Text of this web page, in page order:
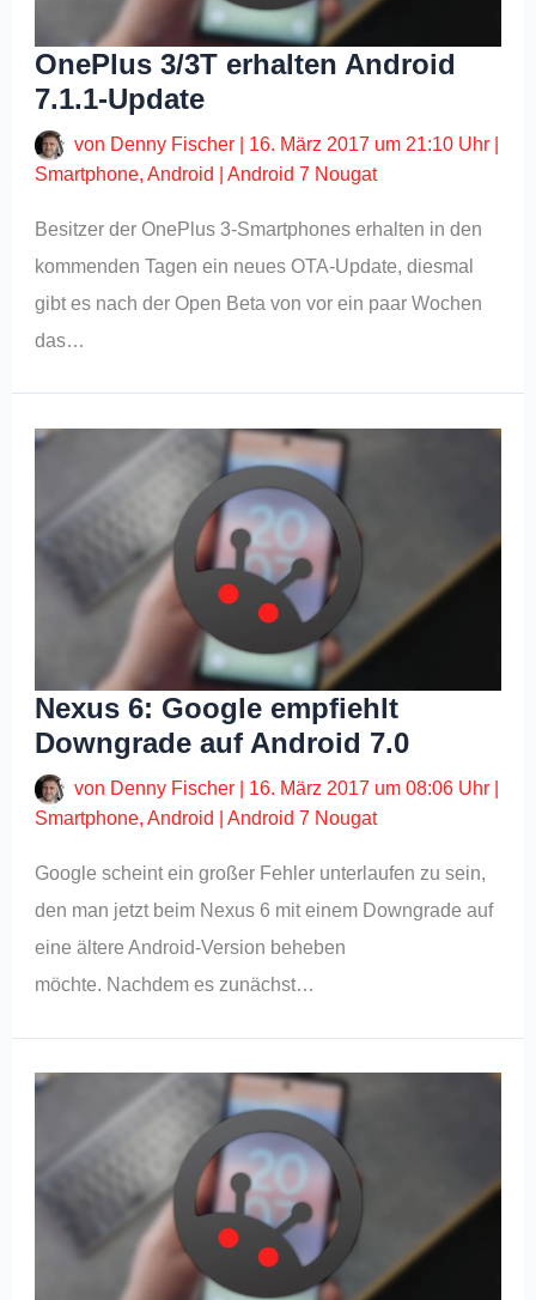
OnePlus 3/3T erhalten Android
7.1.1-Update
von Denny Fischer 16. März 2017 um 21:10 Uhr
Smartphone,Android |Android 7 Nougat
Besitzer der OnePlus 3-Smartphones erhalten in den
kommenden Tagen ein neues OTA-Update, diesmal
gibt es nach der Open Beta von vor ein paar Wochen
das…
Nexus 6: Google empfiehlt
Downgrade auf Android 7.0
von Denny Fischer 16. März 2017 um 08:06 Uhr
Smartphone,Android |Android 7 Nougat
Google scheint ein großer Fehler unterlaufen zu sein,
den man jetzt beim Nexus 6 mit einem Downgrade auf
eine ältere Android-Version beheben
möchte. Nachdem es zunächst…